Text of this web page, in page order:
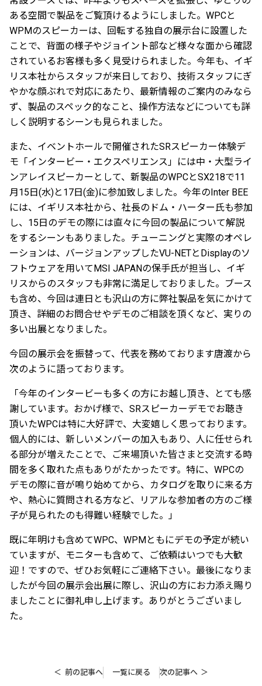
ある空間で製品をご覧頂けるようにしました。WPCと
WPMのスピーカーは、回転する独自の展示台に設置した
ことで、背面の様子やジョイント部など様々な面から確認
されているお客様も多く見受けられました。今年も、イギ
リス本社からスタッフが来日しており、技術スタッフにぎ
やかな顔ぶれで対応にあたり、最新情報のご案内のみなら
ず、製品のスペック的なこと、操作方法などについても詳
しく説明するシーンも見られました。
また、イベントホールで開催されたSRスピーカー体験デ
モ「インタービー・エクスペリエンス」には中・大型ライ
ンアレイスピーカーとして、新製品のWPCとSX218で11
月15日(水)と17日(金)に参加致しました。今年のInter BEE
には、イギリス本社から、社長のドム・ハーター氏も参加
し、15日のデモの際には直々に今回の製品について解説
をするシーンもありました。チューニングと実際のオペレ
ーションは、バージョンアップしたVU-NETとDisplayのソ
フトウェアを用いてMSI JAPANの保手氏が担当し、イギ
リスからのスタッフも非常に満足しておりました。ブース
も含め、今回は連日とも沢山の方に弊社製品を気にかけて
頂き、詳細のお問合せやデモのご相談を頂くなど、実りの
多い出展となりました。
今回の展示会を振替って、代表を務めております唐渡から
次のように語っております。
「今年のインタービーも多くの方にお越し頂き、とても感
謝しています。おかげ様で、SRスピーカーデモでお聴き
頂いたWPCは特に大好評で、大変嬉しく思っております。
個人的には、新しいメンバーの加入もあり、人に任せられ
る部分が増えたことで、ご来場頂いた皆さまと交流する時
間を多く取れた点もありがたかったです。特に、WPCの
デモの際に音が鳴り始めてから、カタログを取りに来る方
や、熱心に質問される方など、リアルな参加者の方のご様
子が見られたのも得難い経験でした。」
既に年明けも含めてWPC、WPMともにデモの予定が続い
ていますが、モニターも含めて、ご依頼はいつでも大歓
迎！ですので、ぜひお気軽にご連絡下さい。最後になりま
したが今回の展示会出展に際し、沢山の方にお力添え賜り
ましたことに御礼申し上げます。ありがとうございまし
た。
前の記事へ 一覧に戻る 次の記事へ